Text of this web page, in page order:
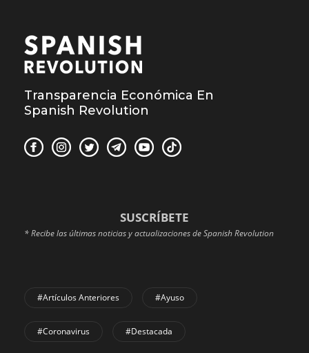
Transparencia Económica En
Spanish Revolution
SUSCRÍBETE
* Recibe las últimas noticias y actualizaciones de Spanish Revolution
#Artículos Anteriores #Ayuso
#coronavirus #Destacada